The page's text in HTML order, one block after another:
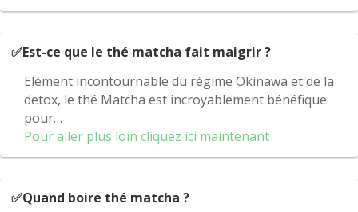
✅Est-ce que le thé matcha fait maigrir ?
Elément incontournable du régime Okinawa et de la
detox, le thé Matcha est incroyablement bénéfique
pour…
Pour aller plus loin cliquez ici maintenant
✅Quand boire thé matcha ?